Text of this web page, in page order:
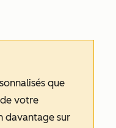
que
votre
davantage sur